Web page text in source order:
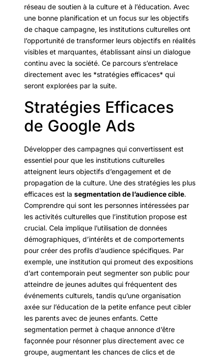
réseau de soutien à la culture et à l’éducation. Avec
une bonne planification et un focus sur les objectifs
de chaque campagne, les institutions culturelles ont
l’opportunité de transformer leurs objectifs en réalités
visibles et marquantes, établissant ainsi un dialogue
continu avec la société. Ce parcours s’entrelace
directement avec les *stratégies efficaces* qui
seront explorées par la suite.
Stratégies Efficaces
de Google Ads
Développer des campagnes qui convertissent est
essentiel pour que les institutions culturelles
atteignent leurs objectifs d’engagement et de
propagation de la culture. Une des stratégies les plus
efficaces est la segmentation de l’audience cible.
Comprendre qui sont les personnes intéressées par
les activités culturelles que l’institution propose est
crucial. Cela implique l’utilisation de données
démographiques, d’intérêts et de comportements
pour créer des profils d’audience spécifiques. Par
exemple, une institution qui promeut des expositions
d’art contemporain peut segmenter son public pour
atteindre de jeunes adultes qui fréquentent des
événements culturels, tandis qu’une organisation
axée sur l’éducation de la petite enfance peut cibler
les parents avec de jeunes enfants. Cette
segmentation permet à chaque annonce d’être
façonnée pour résonner plus directement avec ce
groupe, augmentant les chances de clics et de